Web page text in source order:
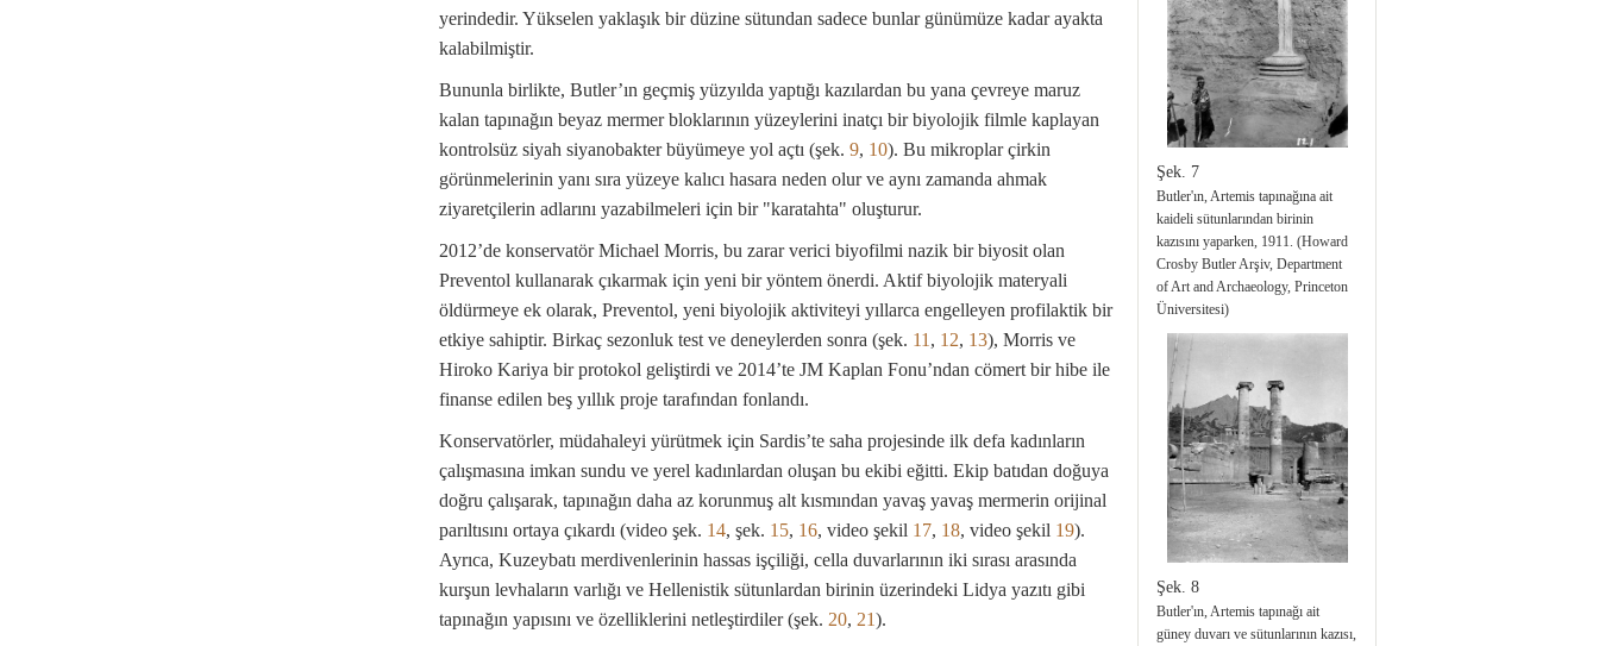
bir Roma evinin üzerindeki
koruyucu çatı. (Telif hakkı Sart
Amerikan Hafriyat Heyeti /
Harvard Üniversitesi)
yerindedir. Yükselen yaklaşık bir düzine sütundan sadece bunlar günümüze kadar ayakta
kalabilmiştir.
Bununla birlikte, Butler’ın geçmiş yüzyılda yaptığı kazılardan bu yana çevreye maruz
kalan tapınağın beyaz mermer bloklarının yüzeylerini inatçı bir biyolojik filmle kaplayan
kontrolsüz siyah siyanobakter büyümeye yol açtı (şek. 9, 10). Bu mikroplar çirkin
görünmelerinin yanı sıra yüzeye kalıcı hasara neden olur ve aynı zamanda ahmak
ziyaretçilerin adlarını yazabilmeleri için bir "karatahta" oluşturur.
2012’de konservatör Michael Morris, bu zarar verici biyofilmi nazik bir biyosit olan
Preventol kullanarak çıkarmak için yeni bir yöntem önerdi. Aktif biyolojik materyali
öldürmeye ek olarak, Preventol, yeni biyolojik aktiviteyi yıllarca engelleyen profilaktik bir
etkiye sahiptir. Birkaç sezonluk test ve deneylerden sonra (şek. 11 , 12, 13), Morris ve
Hiroko Kariya bir protokol geliştirdi ve 2014’te JM Kaplan Fonu’ndan cömert bir hibe ile
finanse edilen beş yıllık proje tarafından fonlandı.
Konservatörler, müdahaleyi yürütmek için Sardis’te saha projesinde ilk defa kadınların
çalışmasına imkan sundu ve yerel kadınlardan oluşan bu ekibi eğitti. Ekip batıdan doğuya
doğru çalışarak, tapınağın daha az korunmuş alt kısmından yavaş yavaş mermerin orijinal
parıltısını ortaya çıkardı (video şek. 14, şek. 15, 16, video şekil 17, 18, video şekil 19).
Ayrıca, Kuzeybatı merdivenlerinin hassas işçiliği, cella duvarlarının iki sırası arasında
kurşun levhaların varlığı ve Hellenistik sütunlardan birinin üzerindeki Lidya yazıtı gibi
tapınağın yapısını ve özelliklerini netleştirdiler (şek. 20, 21).
Şek. 7
Butler'ın, Artemis tapınağına ait
kaideli sütunlarından birinin
kazısını yaparken, 1911. (Howard
Crosby Butler Arşiv, Department
of Art and Archaeology, Princeton
Üniversitesi)
Şek. 8
Butler'ın, Artemis tapınağı ait
güney duvarı ve sütunlarının kazısı,